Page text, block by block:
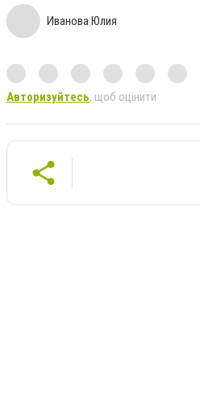
Иванова Юлия
Авторизуйтесь, щоб оцінити